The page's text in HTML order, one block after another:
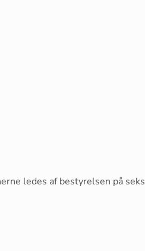
ledes af bestyrelsen på seks